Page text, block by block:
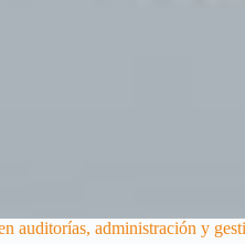
auditorías, administración y